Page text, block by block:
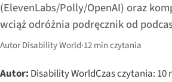
(ElevenLabs/Polly/OpenAI) oraz
wciąż odróżnia podręcznik od
Autor Disability World·12 min czytania
Autor: Disability WorldCzas czytania: 10